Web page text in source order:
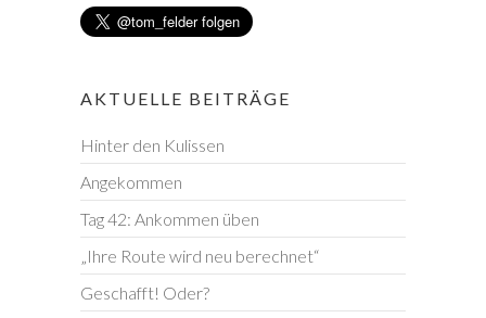
AKTUELLE BEITRÄGE
Hinter den Kulissen
Angekommen
Tag 42: Ankommen üben
„Ihre Route wird neu berechnet“
Geschafft! Oder?